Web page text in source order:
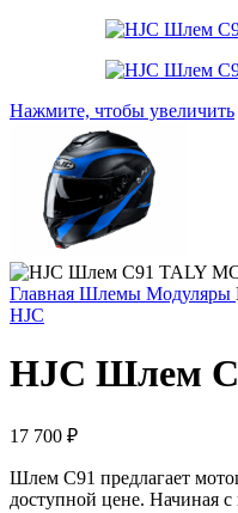
Нажмите, чтобы увеличить
Главная Шлемы Модуляры
HJC
HJC Шлем
17 700 ₽
Шлем C91 предлагает
доступной цене. Начиная